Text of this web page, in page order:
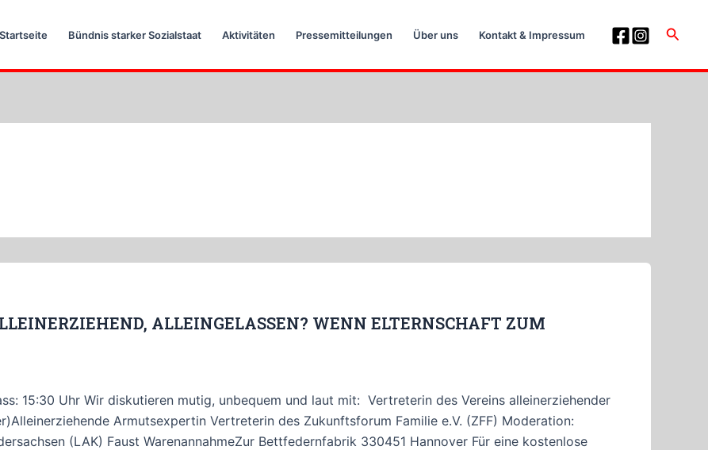
Startseite Bündnis starker Sozialstaat Aktivitäten Pressemitteilungen Über uns Kontakt & Impressum Suche
ALLEINGELASSEN? WENN ELTERNSCHAFT ZUM
15:30 Uhr Wir diskutieren mutig, unbequem und laut mit: Vertreterin des Vereins alleinerziehender
Armutsexpertin Vertreterin des Zukunftsforum Familie e.V. (ZFF) Moderation:
(LAK) Faust WarenannahmeZur Bettfedernfabrik 330451 Hannover Für eine kostenlose